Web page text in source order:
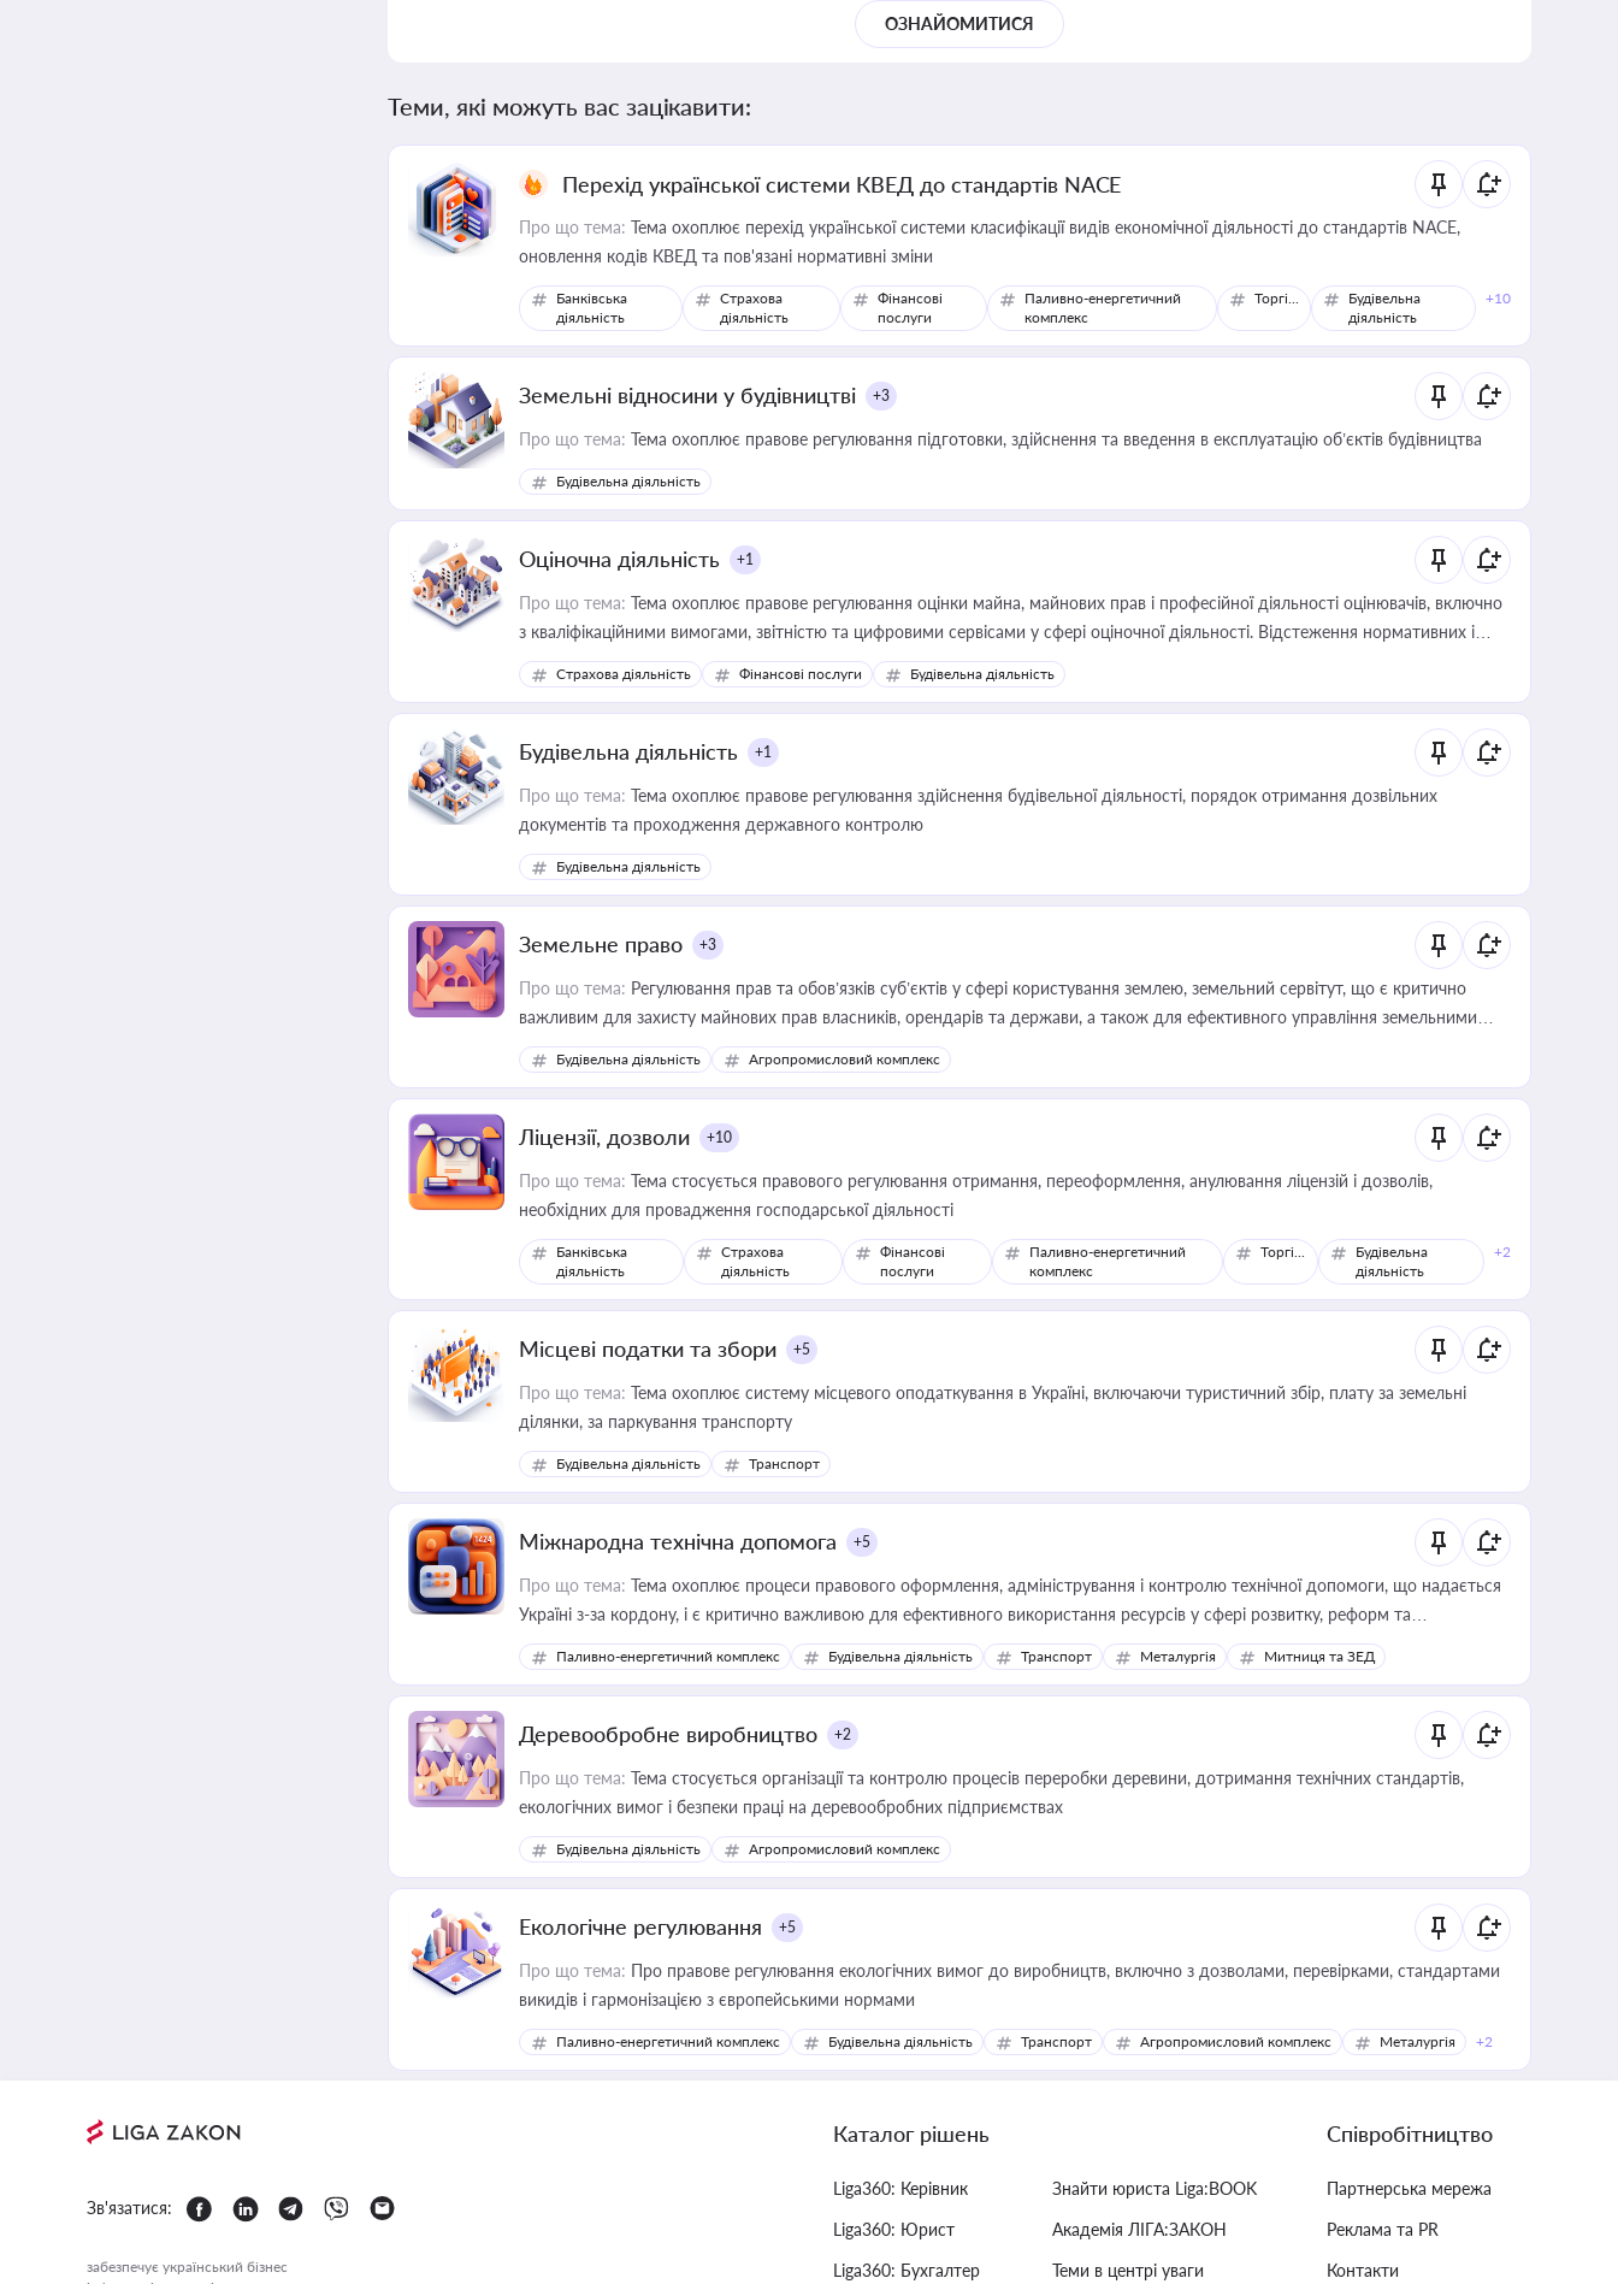
ОЗНАЙОМИТИСЯ
Теми, які можуть вас зацікавити:
Перехід української системи КВЕД до стандартів NACE
Про що тема: Тема охоплює перехід української системи класифікації видів економічної діяльності до стандартів NACE,
оновлення кодів КВЕД та пов'язані нормативні зміни
Банківська
діяльність
Страхова
діяльність
Фінансові
послуги
Паливно-енергетичний
комплекс
Торгівля
Будівельна
діяльність
+10
Земельні відносини у будівництві +3
Про що тема: Тема охоплює правове регулювання підготовки, здійснення та введення в експлуатацію об’єктів будівництва
Будівельна діяльність
Оціночна діяльність +1
Про що тема: Тема охоплює правове регулювання оцінки майна, майнових прав і професійної діяльності оцінювачів, включно
з кваліфікаційними вимогами, звітністю та цифровими сервісами у сфері оціночної діяльності. Відстеження нормативних і
медійних змін у цій сфері корисне для власника бізнесу, керівника, юриста або бухгалтера під час оподаткування,
приватизації, оренди державного майна, корпоративних угод і перевірки статусу суб'єктів оціночної діяльності
Страхова діяльність Фінансові послуги Будівельна діяльність
Будівельна діяльність +1
Про що тема: Тема охоплює правове регулювання здійснення будівельної діяльності, порядок отримання дозвільних
документів та проходження державного контролю
Будівельна діяльність
Земельне право +3
Про що тема: Регулювання прав та обов’язків суб’єктів у сфері користування землею, земельний сервітут, що є критично
важливим для захисту майнових прав власників, орендарів та держави, а також для ефективного управління земельними
ресурсами
Будівельна діяльність Агропромисловий комплекс
Ліцензії, дозволи +10
Про що тема: Тема стосується правового регулювання отримання, переоформлення, анулювання ліцензій і дозволів,
необхідних для провадження господарської діяльності
Банківська
діяльність
Страхова
діяльність
Фінансові
послуги
Паливно-енергетичний
комплекс
Торгівля
Будівельна
діяльність
+2
Місцеві податки та збори +5
Про що тема: Тема охоплює систему місцевого оподаткування в Україні, включаючи туристичний збір, плату за земельні
ділянки, за паркування транспорту
Будівельна діяльність Транспорт
Міжнародна технічна допомога +5
Про що тема: Тема охоплює процеси правового оформлення, адміністрування і контролю технічної допомоги, що надається
Україні з-за кордону, і є критично важливою для ефективного використання ресурсів у сфері розвитку, реформ та
інфраструктурних проєктів
Паливно-енергетичний комплекс Будівельна діяльність Транспорт Металургія Митниця та ЗЕД
Деревообробне виробництво +2
Про що тема: Тема стосується організації та контролю процесів переробки деревини, дотримання технічних стандартів,
екологічних вимог і безпеки праці на деревообробних підприємствах
Будівельна діяльність Агропромисловий комплекс
Екологічне регулювання +5
Про що тема: Про правове регулювання екологічних вимог до виробництв, включно з дозволами, перевірками, стандартами
викидів і гармонізацією з європейськими нормами
Паливно-енергетичний комплекс Будівельна діяльність Транспорт Агропромисловий комплекс Металургія +2
Зв'язатися:
забезпечує український бізнес
Каталог рішень
Liga360: Керівник
Liga360: Юрист
Liga360: Бухгалтер
Знайти юриста Liga:BOOK
Академія ЛІГА:ЗАКОН
Теми в центрі уваги
Співробітництво
Партнерська мережа
Реклама та PR
Контакти